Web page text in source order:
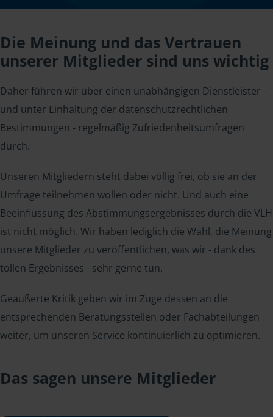
Die Meinung und das Vertrauen
unserer Mitglieder sind uns wichtig
Daher führen wir über einen unabhängigen Dienstleister -
und unter Einhaltung der datenschutzrechtlichen
Bestimmungen - regelmäßig Zufriedenheitsumfragen
durch.
Unseren Mitgliedern steht dabei völlig frei, ob sie an der
Umfrage teilnehmen wollen oder nicht. Und auch eine
Beeinflussung des Abstimmungsergebnisses durch die VLH
ist nicht möglich. Wir haben lediglich die Wahl, die Meinung
unsere Mitglieder zu veröffentlichen, was wir - dank des
tollen Ergebnisses - sehr gerne tun.
Geäußerte Kritik geben wir im Zuge dessen an die
entsprechenden Beratungsstellen oder Fachabteilungen
weiter, um unseren Service kontinuierlich zu optimieren.
Das sagen unsere Mitglieder